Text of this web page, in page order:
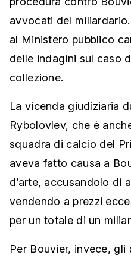
avvocati del
al Ministero pubblico
delle indagini sul caso
collezione.
La vicenda giudiziaria
Rybolovlev, che è
squadra di calcio del
aveva fatto causa a
d’arte, accusandolo di
vendendo a prezzi
per un totale di un
Per Bouvier, invece, gli